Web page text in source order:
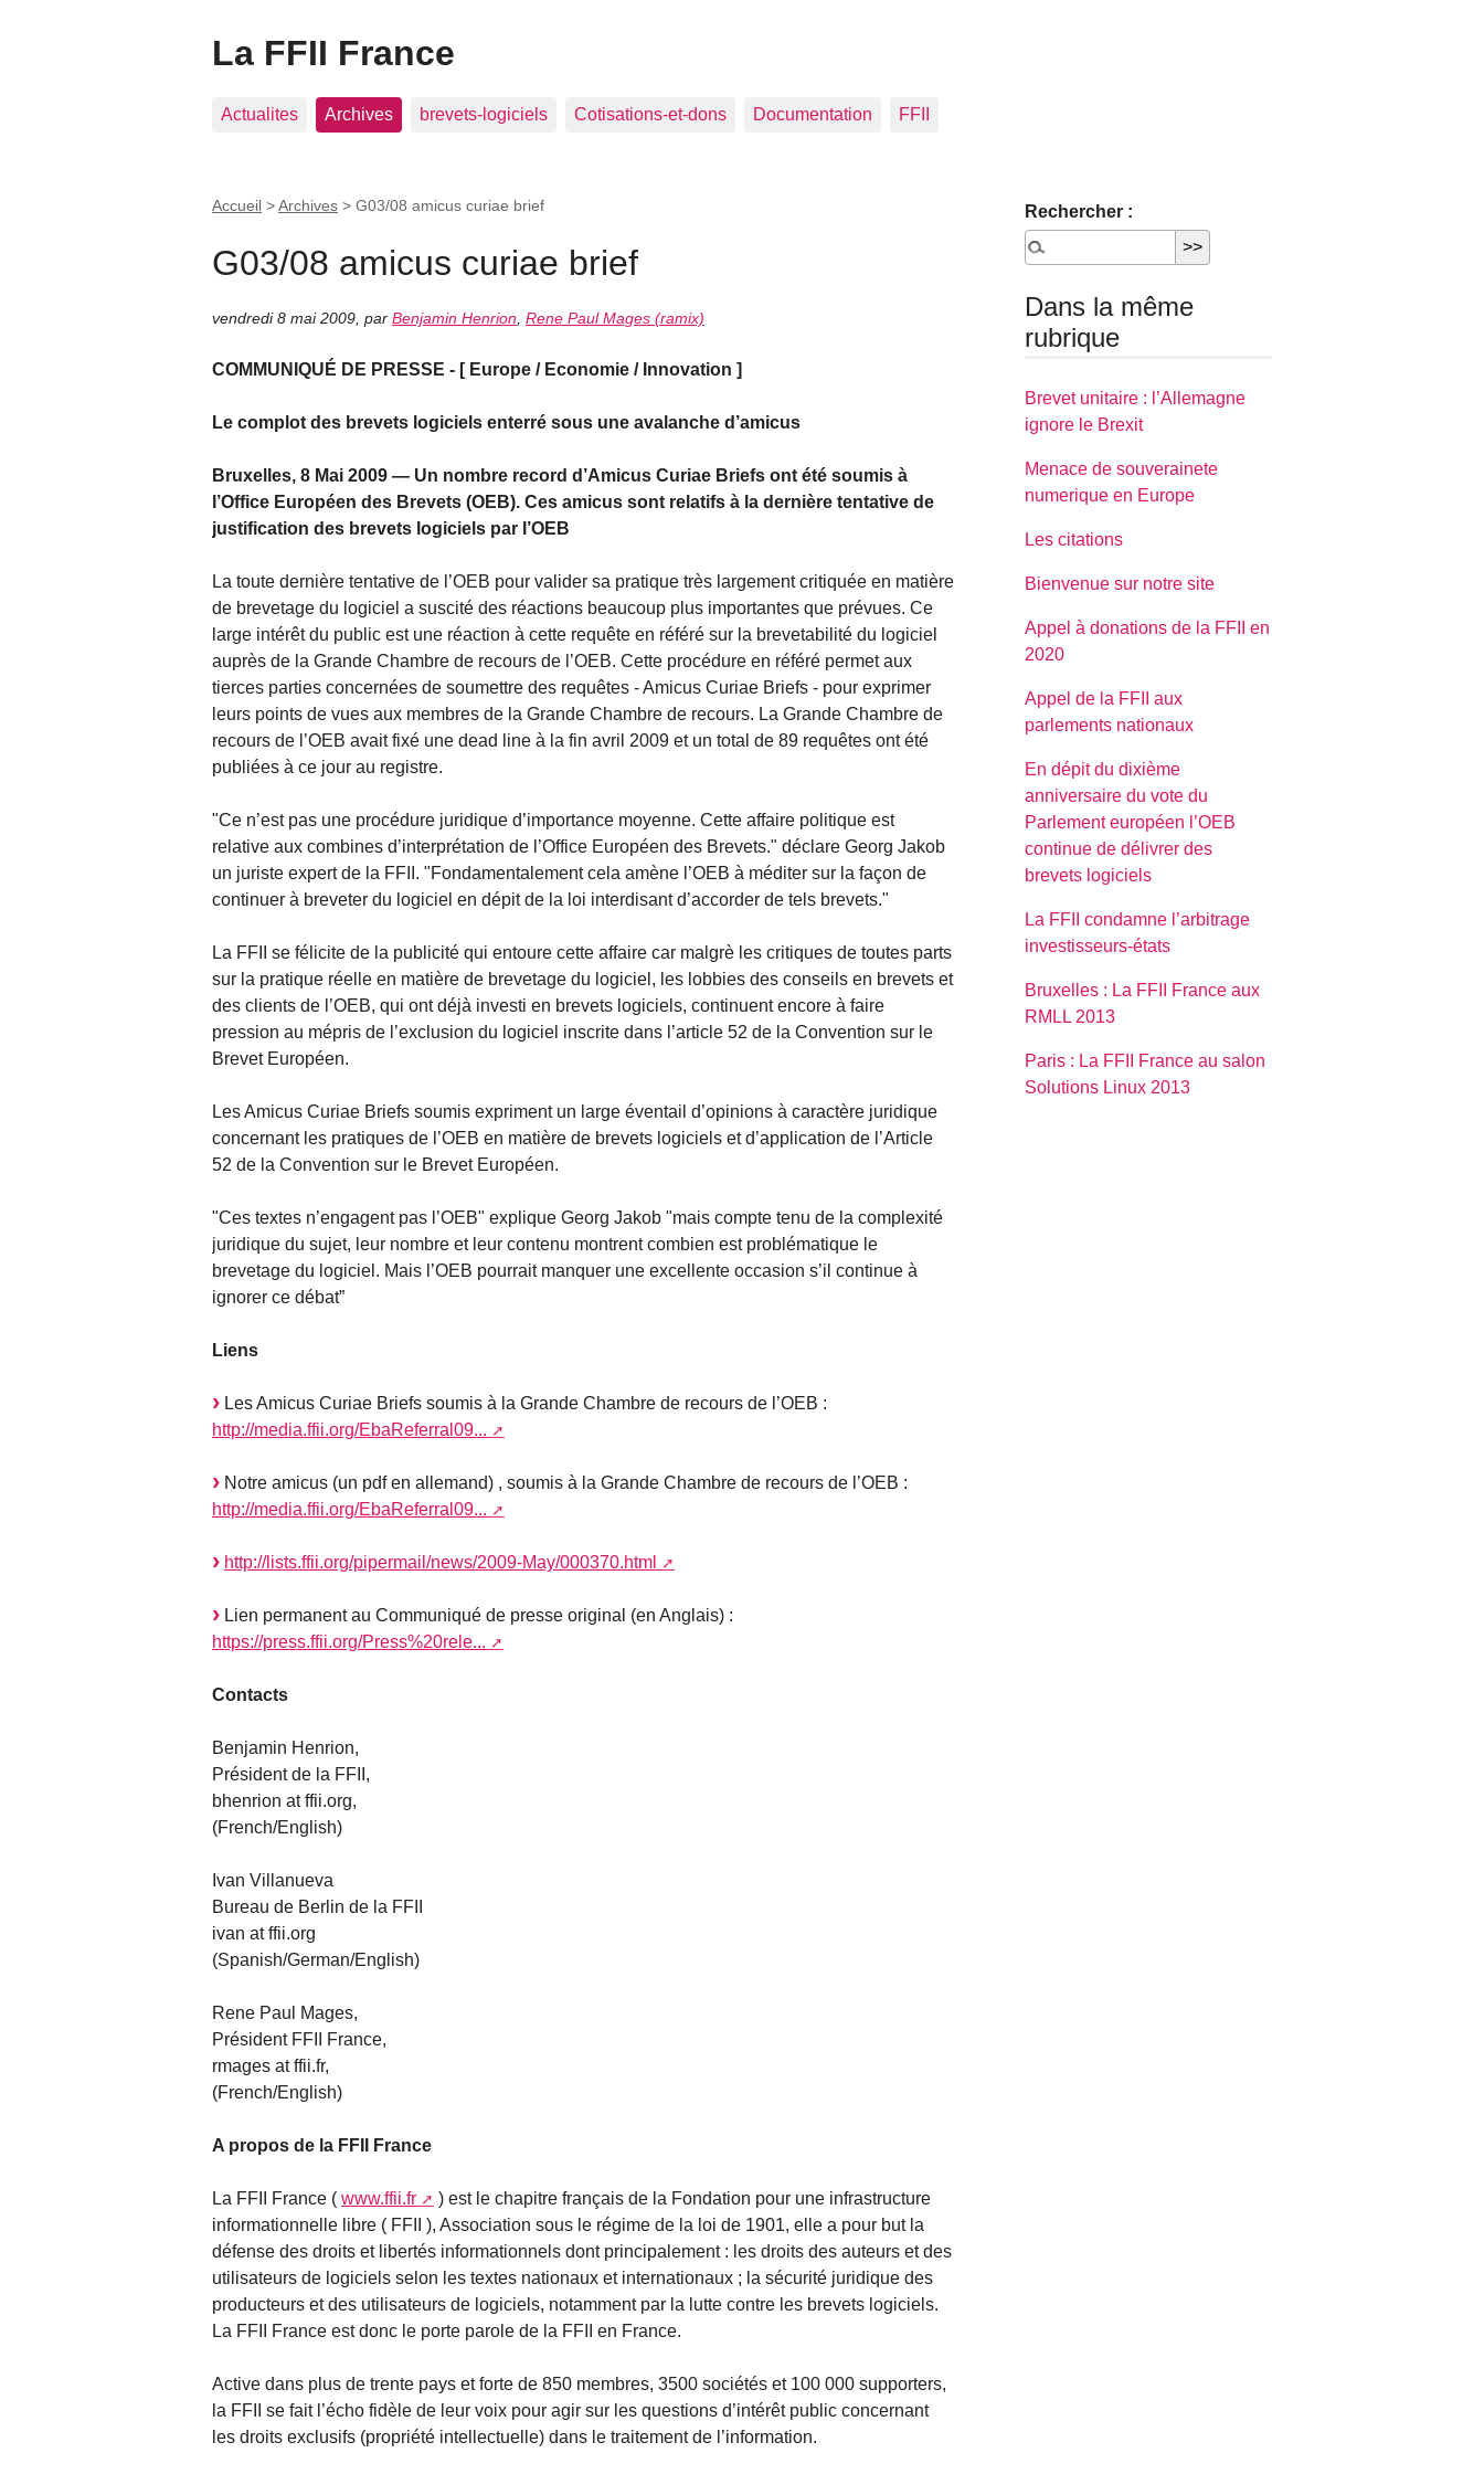
La FFII France
Actualites Archives brevets-logiciels Cotisations-et-dons Documentation FFII
Accueil >Archives > G03/08 amicus curiae brief
G03/08 amicus curiae brief
vendredi 8 mai 2009 par Benjamin Henrion Rene Paul Mages (ramix)
COMMUNIQUÉ DE PRESSE - [ Europe / Economie / Innovation ]
Le complot des brevets logiciels enterré sous une avalanche d’amicus
Bruxelles, 8 Mai 2009 — Un nombre record d’Amicus Curiae Briefs ont été soumis à
l’Office Européen des Brevets (OEB). Ces amicus sont relatifs à la dernière tentative de
justification des brevets logiciels par l’OEB
La toute dernière tentative de l’OEB pour valider sa pratique très largement critiquée en matière
de brevetage du logiciel a suscité des réactions beaucoup plus importantes que prévues. Ce
large intérêt du public est une réaction à cette requête en référé sur la brevetabilité du logiciel
auprès de la Grande Chambre de recours de l’OEB. Cette procédure en référé permet aux
tierces parties concernées de soumettre des requêtes - Amicus Curiae Briefs - pour exprimer
leurs points de vues aux membres de la Grande Chambre de recours. La Grande Chambre de
recours de l’OEB avait fixé une dead line à la fin avril 2009 et un total de 89 requêtes ont été
publiées à ce jour au registre.
"Ce n’est pas une procédure juridique d’importance moyenne. Cette affaire politique est
relative aux combines d’interprétation de l’Office Européen des Brevets." déclare Georg Jakob
un juriste expert de la FFII. "Fondamentalement cela amène l’OEB à méditer sur la façon de
continuer à breveter du logiciel en dépit de la loi interdisant d’accorder de tels brevets."
La FFII se félicite de la publicité qui entoure cette affaire car malgrè les critiques de toutes parts
sur la pratique réelle en matière de brevetage du logiciel, les lobbies des conseils en brevets et
des clients de l’OEB, qui ont déjà investi en brevets logiciels, continuent encore à faire
pression au mépris de l’exclusion du logiciel inscrite dans l’article 52 de la Convention sur le
Brevet Européen.
Les Amicus Curiae Briefs soumis expriment un large éventail d’opinions à caractère juridique
concernant les pratiques de l’OEB en matière de brevets logiciels et d’application de l’Article
52 de la Convention sur le Brevet Européen.
"Ces textes n’engagent pas l’OEB" explique Georg Jakob "mais compte tenu de la complexité
juridique du sujet, leur nombre et leur contenu montrent combien est problématique le
brevetage du logiciel. Mais l’OEB pourrait manquer une excellente occasion s’il continue à
ignorer ce débat”
Liens
Les Amicus Curiae Briefs soumis à la Grande Chambre de recours de l’OEB :
http://media.ffii.org/EbaReferral09...
Notre amicus (un pdf en allemand) , soumis à la Grande Chambre de recours de l’OEB :
http://media.ffii.org/EbaReferral09...
http://lists.ffii.org/pipermail/news/2009-May/000370.html
Lien permanent au Communiqué de presse original (en Anglais) :
https://press.ffii.org/Press%20rele...
Contacts
Benjamin Henrion,
Président de la FFII,
bhenrion at ffii.org,
(French/English)
Ivan Villanueva
Bureau de Berlin de la FFII
ivan at ffii.org
(Spanish/German/English)
Rene Paul Mages,
Président FFII France,
rmages at ffii.fr,
(French/English)
A propos de la FFII France
La FFII France ( www.ffii.fr
) est le chapitre français de la Fondation pour une infrastructure
informationnelle libre ( FFII ), Association sous le régime de la loi de 1901, elle a pour but la
défense des droits et libertés informationnels dont principalement : les droits des auteurs et des
utilisateurs de logiciels selon les textes nationaux et internationaux ; la sécurité juridique des
producteurs et des utilisateurs de logiciels, notamment par la lutte contre les brevets logiciels.
La FFII France est donc le porte parole de la FFII en France.
Active dans plus de trente pays et forte de 850 membres, 3500 sociétés et 100 000 supporters,
la FFII se fait l’écho fidèle de leur voix pour agir sur les questions d’intérêt public concernant
les droits exclusifs (propriété intellectuelle) dans le traitement de l’information.
Rechercher :
Dans la même
rubrique
Brevet unitaire : l’Allemagne
ignore le Brexit
Menace de souverainete
numerique en Europe
Les citations
Bienvenue sur notre site
Appel à donations de la FFII en
2020
Appel de la FFII aux
parlements nationaux
En dépit du dixième
anniversaire du vote du
Parlement européen l’OEB
continue de délivrer des
brevets logiciels
La FFII condamne l’arbitrage
investisseurs-états
Bruxelles : La FFII France aux
RMLL 2013
Paris : La FFII France au salon
Solutions Linux 2013